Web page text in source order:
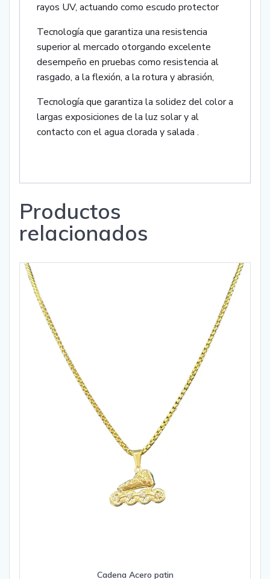
rayos UV, actuando como escudo protector
Tecnología que garantiza una resistencia
superior al mercado otorgando excelente
desempeño en pruebas como resistencia al
rasgado, a la flexión, a la rotura y abrasión,
Tecnología que garantiza la solidez del color a
largas exposiciones de la luz solar y al
contacto con el agua clorada y salada .
Productos
relacionados
Cadena Acero patin